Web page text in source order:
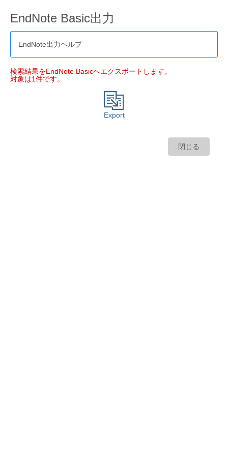
EndNote Basic出力
EndNote出力ヘルプ
検索結果をEndNote Basicへエクスポートします。
対象は1件です。
Export